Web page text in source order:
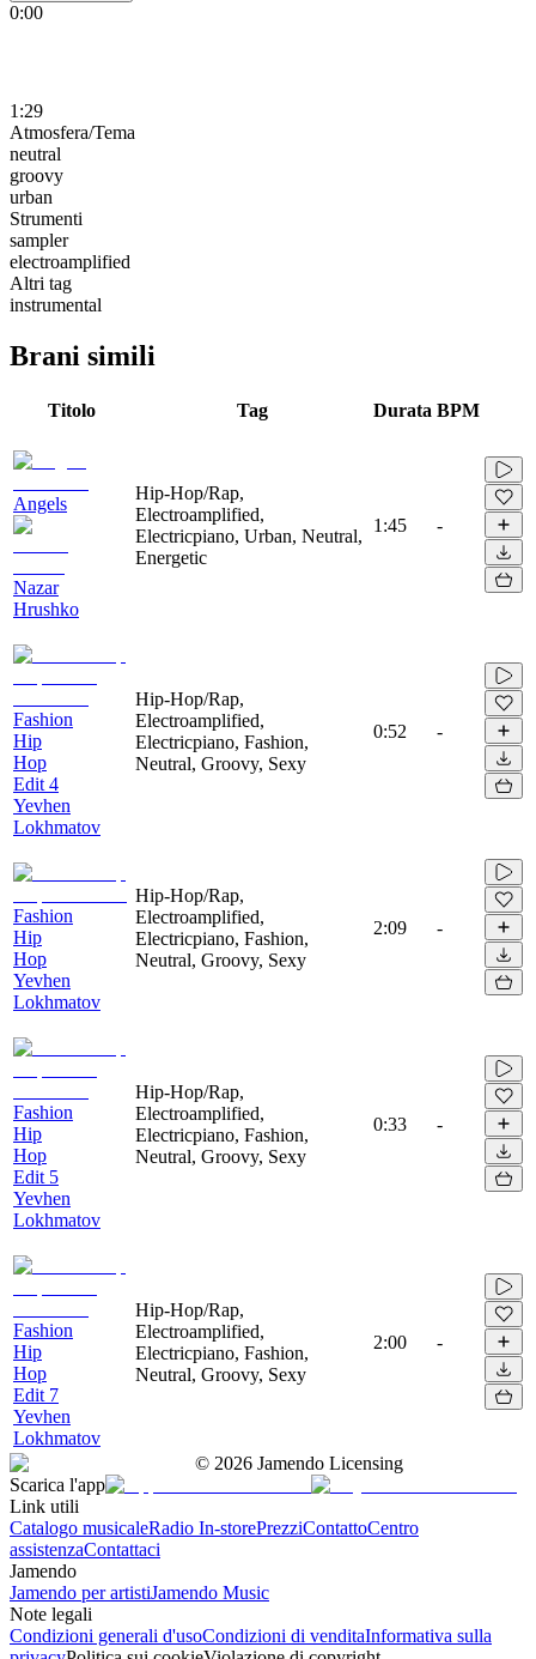
0:00
1:29
Atmosfera/Tema
neutral
groovy
urban
Strumenti
sampler
electroamplified
Altri tag
instrumental
Brani simili
Titolo Tag Durata BPM
Angels
Nazar
Hrushko
Hip-Hop/Rap,
Electroamplified,
Electricpiano, Urban, Neutral,
Energetic
1:45 -
Fashion
Hip
Hop
Edit 4
Yevhen
Lokhmatov
Hip-Hop/Rap,
Electroamplified,
Electricpiano, Fashion,
Neutral, Groovy, Sexy
0:52 -
Fashion
Hip
Hop
Yevhen
Lokhmatov
Hip-Hop/Rap,
Electroamplified,
Electricpiano, Fashion,
Neutral, Groovy, Sexy
2:09 -
Fashion
Hip
Hop
Edit 5
Yevhen
Lokhmatov
Hip-Hop/Rap,
Electroamplified,
Electricpiano, Fashion,
Neutral, Groovy, Sexy
0:33 -
Fashion
Hip
Hop
Edit 7
Yevhen
Lokhmatov
Hip-Hop/Rap,
Electroamplified,
Electricpiano, Fashion,
Neutral, Groovy, Sexy
2:00 -
© 2026 Jamendo Licensing
Scarica l'app
Link utili
Catalogo musicaleRadio In-storePrezziContattoCentro
assistenzaContattaci
Jamendo
Jamendo per artistiJamendo Music
Note legali
Condizioni generali d'usoCondizioni di venditaInformativa sulla